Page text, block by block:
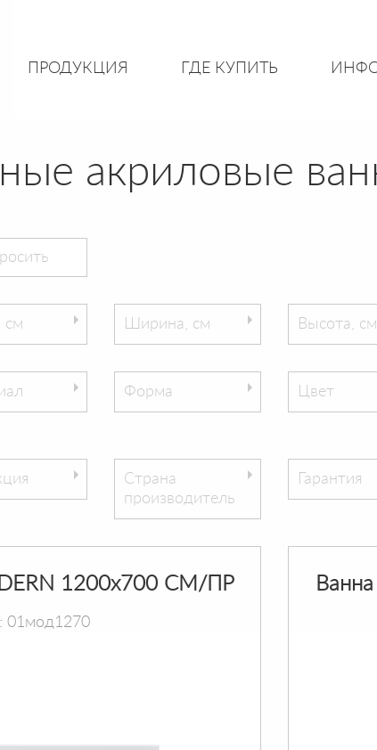
ПРОДУКЦИЯ ГДЕ КУПИТЬ
акриловые
см Ширина, см Высота, см
Форма Цвет
Страна
производитель
Гарантия
1200х700 СМ/ПР
01мод1270